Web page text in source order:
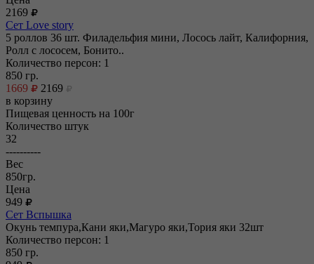
2169
Сет Love story
5 роллов 36 шт. Филадельфия мини, Лосось лайт, Калифорния,
Ролл с лососем, Бонито..
Количество персон: 1
850 гр.
1669
2169
в корзину
Пищевая ценность на 100г
Количество штук
32
----------
Вес
850гр.
Цена
949
Сет Вспышка
Окунь темпура,Кани яки,Магуро яки,Тория яки 32шт
Количество персон: 1
850 гр.